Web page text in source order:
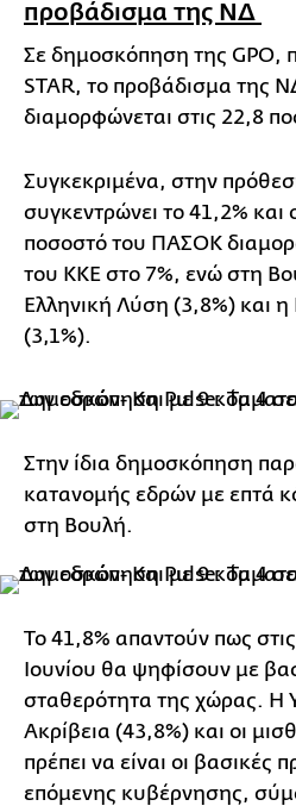
προβάδισμα της ΝΔ
Σε δημοσκόπηση της GPO,
STAR, το προβάδισμα της
διαμορφώνεται στις 22,8
Συγκεκριμένα, στην
συγκεντρώνει το 41,2% και
ποσοστό του ΠΑΣΟΚ
του ΚΚΕ στο 7%, ενώ στη
Ελληνική Λύση (3,8%) και
(3,1%).
Στην ίδια δημοσκόπηση
κατανομής εδρών με επτά
στη Βουλή.
Το 41,8% απαντούν πως
Ιουνίου θα ψηφίσουν με
σταθερότητα της χώρας. Η
Ακρίβεια (43,8%) και οι
πρέπει να είναι οι βασικές
επόμενης κυβέρνησης,